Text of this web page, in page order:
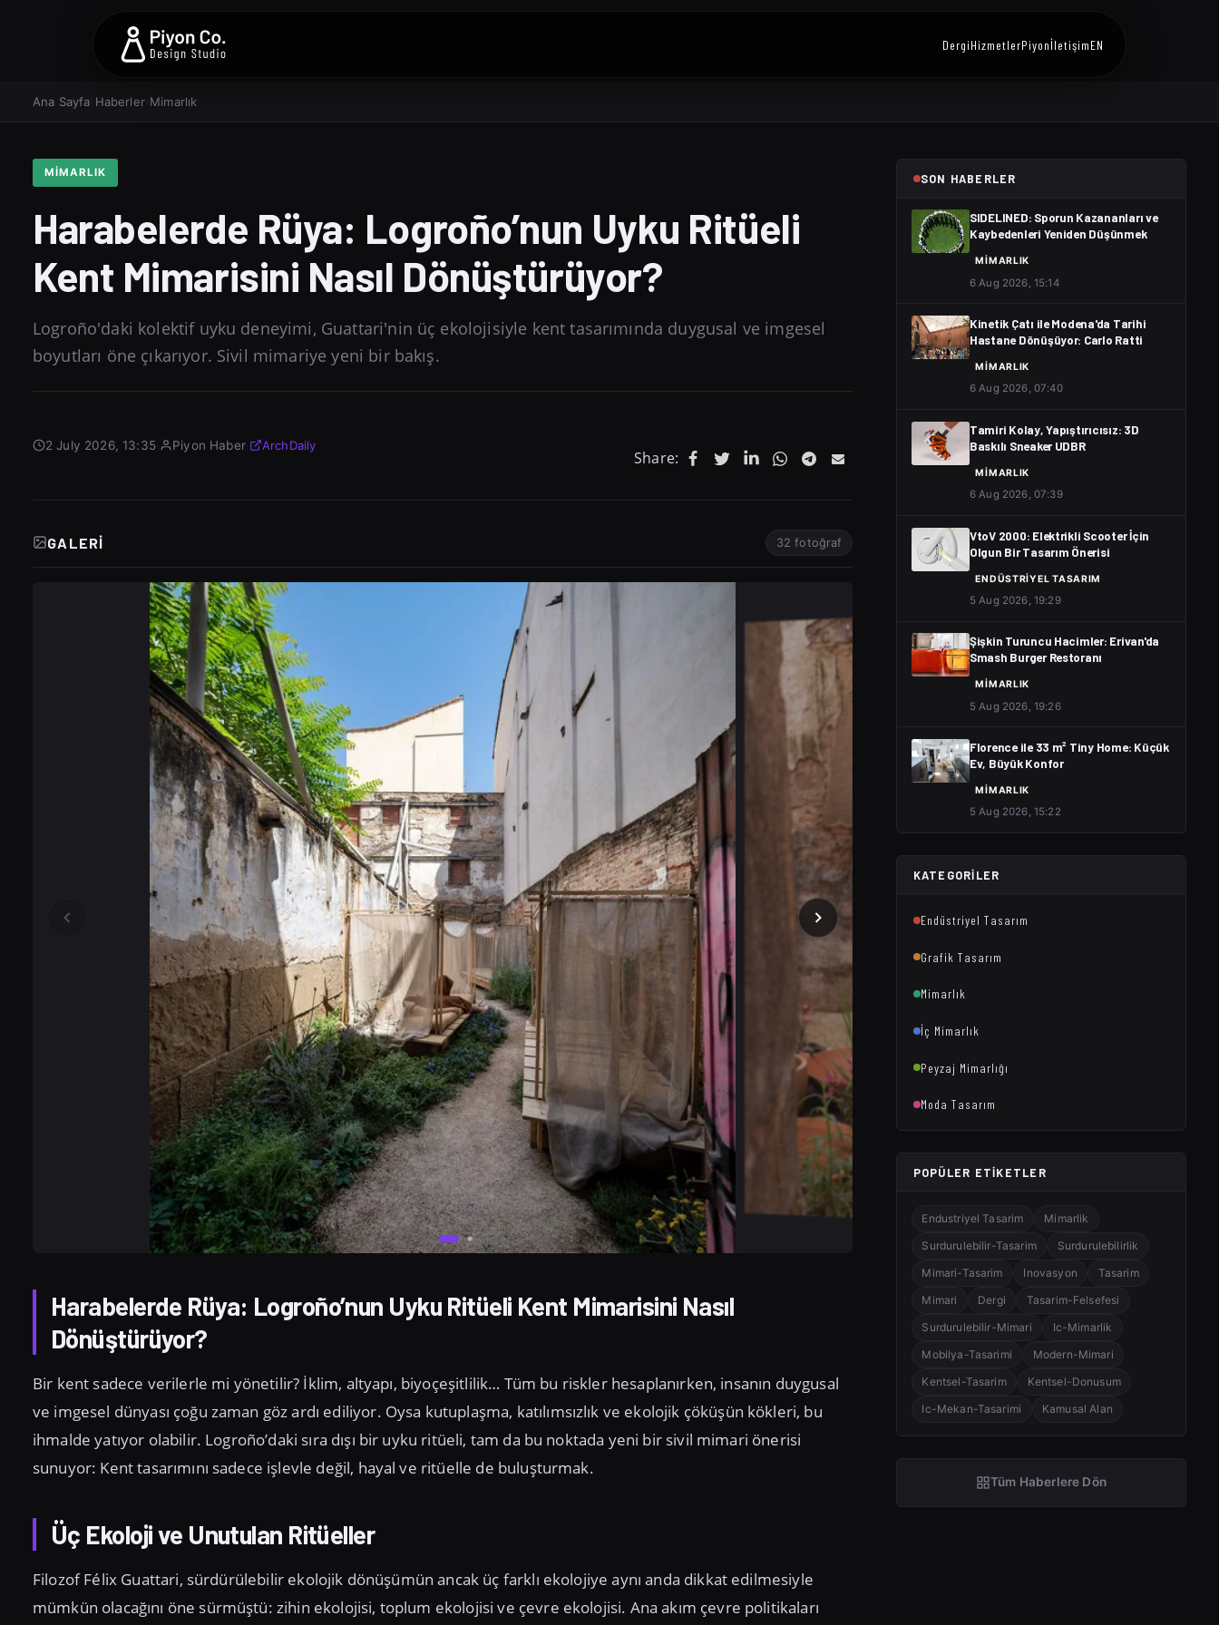
DergiHizmetlerPiyonİletişimEN
Ana Sayfa Haberler› Mimarlık
MIMARLIK
Harabelerde Rüya: Logroño’nun Uyku Ritüeli
Kent Mimarisini Nasıl Dönüştürüyor?
Logroño'daki kolektif uyku deneyimi, Guattari'nin üç ekolojisiyle kent tasarımında duygusal ve imgesel
boyutları öne çıkarıyor. Sivil mimariye yeni bir bakış.
2 July 2026, 13:35· Piyon Haber· ArchDaily
Share:
GALERI 32 fotoğraf
Harabelerde Rüya: Logroño’nun Uyku Ritüeli Kent Mimarisini Nasıl
Dönüştürüyor?
Bir kent sadece verilerle mi yönetilir? İklim, altyapı, biyoçeşitlilik… Tüm bu riskler hesaplanırken, insanın duygusal
ve imgesel dünyası çoğu zaman göz ardı ediliyor. Oysa kutuplaşma, katılımsızlık ve ekolojik çöküşün kökleri, bu
ihmalde yatıyor olabilir. Logroño’daki sıra dışı bir uyku ritüeli, tam da bu noktada yeni bir sivil mimari önerisi
sunuyor: Kent tasarımını sadece işlevle değil, hayal ve ritüelle de buluşturmak.
Üç Ekoloji ve Unutulan Ritüeller
Filozof Félix Guattari, sürdürülebilir ekolojik dönüşümün ancak üç farklı ekolojiye aynı anda dikkat edilmesiyle
mümkün olacağını öne sürmüştü: zihin ekolojisi, toplum ekolojisi ve çevre ekolojisi. Ana akım çevre politikaları
SON HABERLER
SIDELINED: Sporun Kazananları ve
Kaybedenleri Yeniden Düşünmek
MIMARLIK
6 Aug 2026, 15:14
Kinetik Çatı ile Modena'da Tarihi
Hastane Dönüşüyor: Carlo Ratti
MIMARLIK
6 Aug 2026, 07:40
Tamiri Kolay, Yapıştırıcısız: 3D
Baskılı Sneaker UDBR
MIMARLIK
6 Aug 2026, 07:39
VtoV 2000: Elektrikli Scooter İçin
Olgun Bir Tasarım Önerisi
ENDÜSTRIYEL TASARIM
5 Aug 2026, 19:29
Şişkin Turuncu Hacimler: Erivan'da
Smash Burger Restoranı
MIMARLIK
5 Aug 2026, 19:26
Florence ile 33 m² Tiny Home: Küçük
Ev, Büyük Konfor
MIMARLIK
5 Aug 2026, 15:22
KATEGORILER
Endüstriyel Tasarım
Grafik Tasarım
Mimarlık
İç Mimarlık
Peyzaj Mimarlığı
Moda Tasarım
POPÜLER ETIKETLER
Endustriyel Tasarim
Mimarlik
Surdurulebilir-Tasarim
Surdurulebilirlik
Mimari-Tasarim
Inovasyon
Tasarim
Mimari
Dergi
Tasarim-Felsefesi
Surdurulebilir-Mimari
Ic-Mimarlik
Mobilya-Tasarimi
Modern-Mimari
Kentsel-Tasarim
Kentsel-Donusum
Ic-Mekan-Tasarimi
Kamusal Alan
Tüm Haberlere Dön